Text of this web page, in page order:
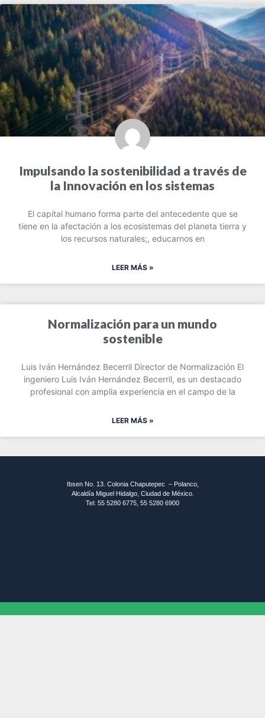
Impulsando la sostenibilidad a través de
la Innovación en los sistemas
El capital humano forma parte del antecedente que se
tiene en la afectación a los ecosistemas del planeta tierra y
los recursos naturales;, educarnos en
LEER MÁS »
Normalización para un mundo
sostenible
Luis Iván Hernández Becerril Director de Normalización El
ingeniero Luis Iván Hernández Becerril, es un destacado
profesional con amplia experiencia en el campo de la
LEER MÁS »
Ibsen No. 13. Colonia Chaputepec – Polanco,
Alcaldía Miguel Hidalgo, Ciudad de México.
Tel: 55 5280 6775, 55 5280 6900